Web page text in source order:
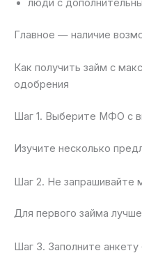
люди с
Главное — наличие
Как получить займ с
одобрения
Шаг 1. Выберите МФО с
Изучите несколько
Шаг 2. Не запрашивайте
Для первого займа
Шаг 3. Заполните